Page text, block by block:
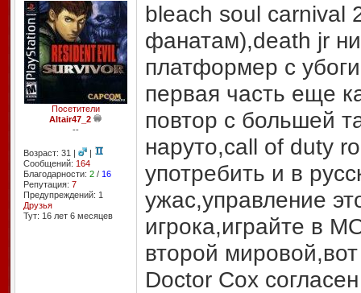
Посетители
Altair47_2
--
Возраст: 31 |
|
Сообщений: 164
Благодарности: 2/ 16
Репутация: 7
Предупреждений: 1
Друзья
Тут: 16 лет 6 месяцев
bleach soul carnival
фанатам),death jr
платформер с
первая часть еще
повтор с большей
наруто,call of duty
употребить и в
ужас,управление
игрока,играйте в
второй
Doctor Сox согласен